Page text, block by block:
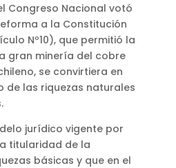
el Congreso Nacional votó
a la Constitución
Nº10), que permitió la
gran minería del cobre
se convirtiera en
las riquezas naturales
jurídico vigente por
titularidad de la
básicas y que en el